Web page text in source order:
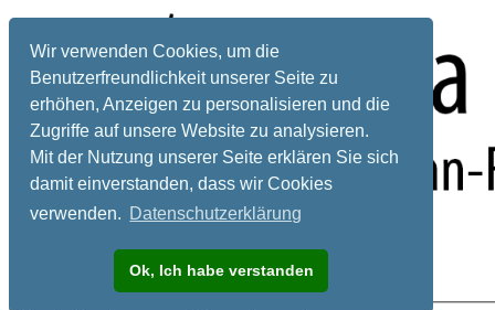
Wir verwenden Cookies, um die
Benutzerfreundlichkeit unserer Seite zu
erhöhen, Anzeigen zu personalisieren und die
Zugriffe auf unsere Website zu analysieren.
Mit der Nutzung unserer Seite erklären Sie sich
damit einverstanden, dass wir Cookies
verwenden. Datenschutzerklärung
Ok, Ich habe verstanden
Registrieren